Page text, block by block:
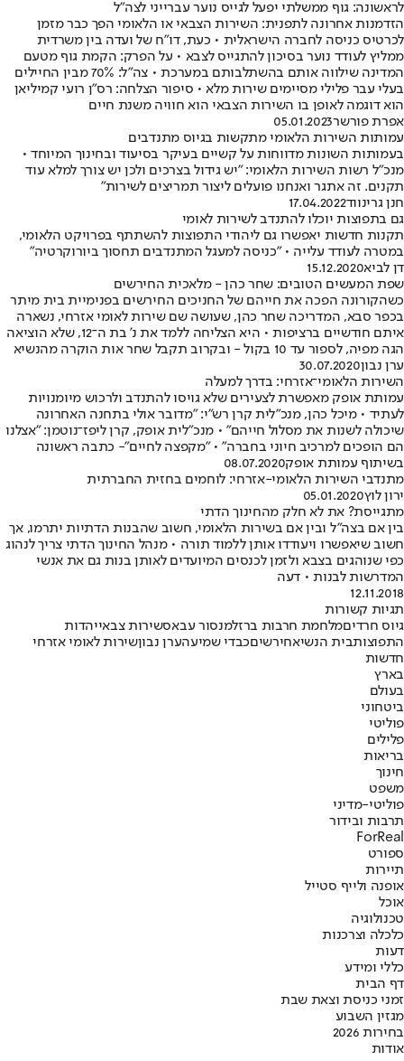
לראשונה: גוף ממשלתי יפעל לגייס נוער עברייני לצה"ל
הזדמנות אחרונה לתפנית: השירות הצבאי או הלאומי הפך כבר מזמן
לכרטיס כניסה לחברה הישראלית • כעת, דו"ח של ועדה בין משרדית
ממליץ לעודד נוער בסיכון להתגייס לצבא • על הפרק: הקמת גוף מטעם
המדינה שילווה אותם בהשתלבותם במערכת • צה"ל: 70% מבין החיילים
בעלי עבר פלילי מסיימים שירות מלא • סיפור הצלחה: רס"ן רועי קמיליאן
הוא דוגמה לאופן בו השירות הצבאי הוא חוויה משנת חיים
אפרת פורשר05.01.2023
עמותות השירות הלאומי מתקשות בגיוס מתנדבים
בעמותות השונות מדווחות על קשיים בעיקר בסיעוד ובחינוך המיוחד •
מנכ"ל רשות השירות הלאומי: "יש גידול בצרכים ולכן יש צורך למלא עוד
תקנים. זה אתגר ואנחנו פועלים ליצור תמריצים לשירות"
חנן גרינווד17.04.2022
גם בתפוצות יוכלו להתנדב לשירות לאומי
תקנות חדשות יאפשרו גם ליהודי התפוצות להשתתף בפרויקט הלאומי,
במטרה לעודד עלייה • "כניסה למעגל המתנדבים תחסוך ביורוקרטיה"
דן לביא15.12.2020
שפת המעשים הטובים: שחר כהן - מלאכית החירשים
כשהקורונה הפכה את חייהם של החניכים החירשים בפנימיית בית מיתר
בכפר סבא, המדריכה שחר כהן, שעושה שם שירות לאומי אזרחי, נשארה
איתם חודשיים ברציפות • היא הצליחה ללמד את נ' בת ה־12, שלא הוציאה
הגה מפיה, לספור עד 10 בקול - ובקרוב תקבל שחר אות הוקרה מהנשיא
ערן נבון30.07.2020
השירות הלאומי־אזרחי: בדרך למעלה
עמותת אופק מאפשרת לצעירים שלא גויסו להתנדב ולרכוש מיומנויות
לעתיד • מיכל כהן, מנכ"לית קרן רש"י: "מדובר אולי בתחנה האחרונה
שיכולה לשנות את מסלול חייהם" • מנכ"לית אופק, קרן ליפז־נוטמן: "אצלנו
הם הופכים למרכיב חיוני בחברה" • "מקפצה לחיים"- כתבה ראשונה
בשיתוף עמותת אופק08.07.2020
מתנדבי השירות הלאומי-אזרחי: לוחמים בחזית החברתית
ירון לוץ05.01.2020
מתגייסת? את לא חלק מהחינוך הדתי
בין אם בצה"ל ובין אם בשירות הלאומי, חשוב שהבנות הדתיות יתרמו, אך
חשוב שיאפשרו ויעודדו אותן ללמוד תורה • מנהל החינוך הדתי צריך לנהוג
כפי שנוהגים בצבא ולזמן לכנסים המיועדים לאותן בנות גם את אנשי
המדרשות לבנות • דעה
12.11.2018
תגיות קשורות
גיוס חרדיםמלחמת חרבות ברזלמנסור עבאסשירות צבאייהדות
התפוצותבית הנשיאחירשיםכבדי שמיעהערן נבוןשירות לאומי אזרחי
חדשות
בארץ
בעולם
ביטחוני
פוליטי
פלילים
בריאות
חינוך
משפט
פוליטי-מדיני
תרבות ובידור
ForReal
ספורט
תיירות
אופנה ולייף סטייל
אוכל
טכנולוגיה
כלכלה וצרכנות
דעות
כללי ומידע
דף הבית
זמני כניסת וצאת שבת
מגזין השבוע
בחירות 2026
אודות